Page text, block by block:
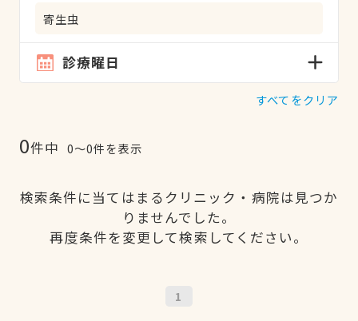
寄生虫
診療曜日
すべてをクリア
0件中 0〜0件を表示
検索条件に当てはまるクリニック・病院は見つか
りませんでした。
再度条件を変更して検索してください。
1